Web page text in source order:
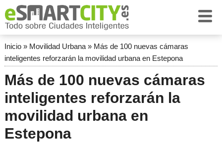
Inicio» Movilidad Urbana» Más de 100 nuevas cámaras
inteligentes reforzarán la movilidad urbana en Estepona
Más de 100 nuevas cámaras
inteligentes reforzarán la
movilidad urbana en
Estepona